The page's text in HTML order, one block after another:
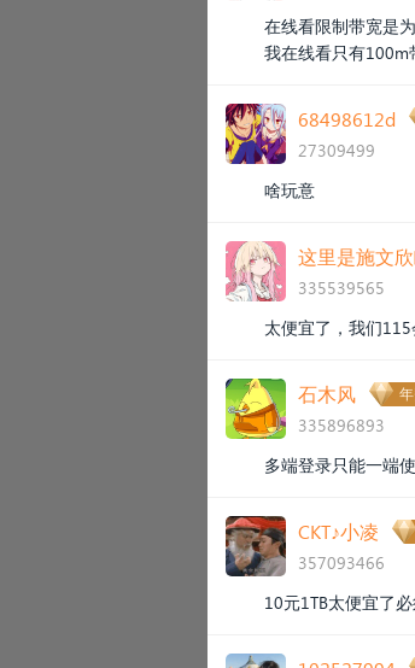
在线看限制带宽是
我在线看只有
68498612d
27309499
啥玩意
这里是施文
335539565
太便宜了，我们
石木风
335896893
多端登录只能一端
CKT♪小凌
357093466
10元1TB太便宜了